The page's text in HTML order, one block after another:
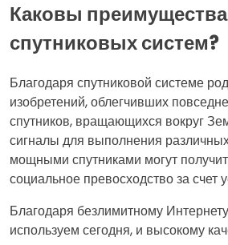
Каковы преимущества
спутниковых систем?
Благодаря спутниковой системе
изобретений, облегчивших
спутников, вращающихся вокруг
сигналы для выполнения
мощными спутниками могут
социальное превосходство за счет
Благодаря безлимитному
используем сегодня, и высокому